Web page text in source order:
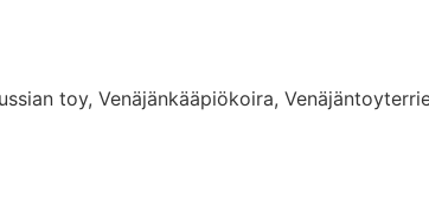
toy, Venäjänkääpiökoira,